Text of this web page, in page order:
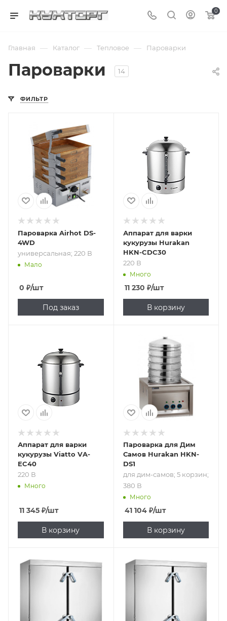
0
Главная — Каталог — Тепловое — Пароварки
Пароварки 14
ФИЛЬТР
Подпись к товару
универсальная;
220 В
Пароварка Airhot DS-
4WD
универсальная; 220 В
Мало
0 ₽/шт
Под заказ
Аппарат для варки
кукурузы Hurakan
HKN-CDC30
220 В
Много
11 230 ₽/шт
В корзину
Аппарат для варки
кукурузы Viatto VA-
EC40
220 В
Много
11 345 ₽/шт
В корзину
Подпись к товару
для дим-самов; 5
корзин; 380 В
Пароварка для Дим
Самов Hurakan HKN-
DS1
для дим-самов; 5 корзин;
380 В
Много
41 104₽/шт
В корзину